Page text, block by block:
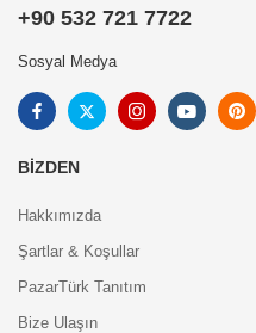
+90 532 721 7722
Sosyal Medya
BIZDEN
Hakkımızda
Şartlar & Koşullar
PazarTürk Tanıtım
Bize Ulaşın